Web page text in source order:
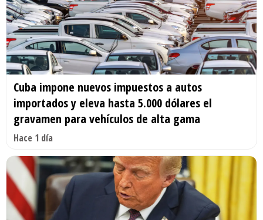
Cuba impone nuevos impuestos a autos
importados y eleva hasta 5.000 dólares el
gravamen para vehículos de alta gama
Hace 1 día